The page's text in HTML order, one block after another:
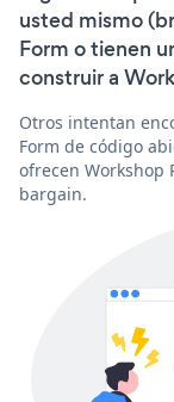
usted mismo
Form o tienen
construir a
Otros intentan
Form de código
ofrecen Workshop
bargain.